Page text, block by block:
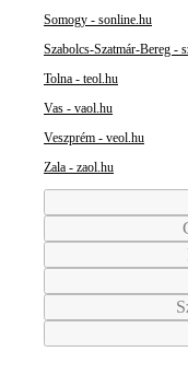
Somogy - sonline.hu
Szabolcs-Szatmár-Bereg -
Tolna - teol.hu
Vas - vaol.hu
Veszprém - veol.hu
Zala - zaol.hu